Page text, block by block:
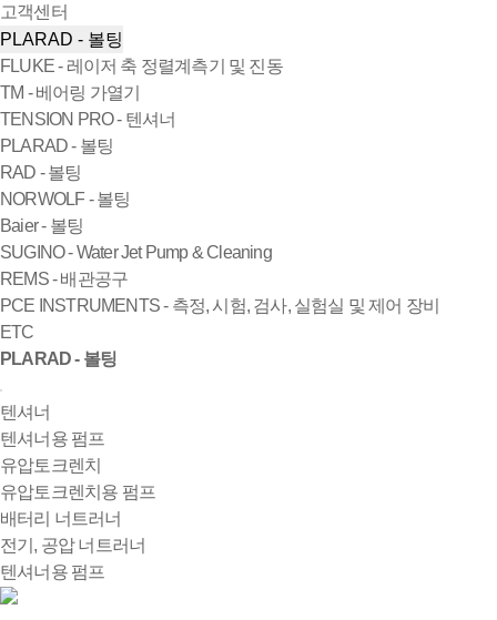
고객센터
PLARAD - 볼팅
FLUKE - 레이저 축 정렬계측기 및 진동
TM - 베어링 가열기
TENSION PRO - 텐셔너
PLARAD - 볼팅
RAD - 볼팅
NORWOLF - 볼팅
Baier - 볼팅
SUGINO - Water Jet Pump & Cleaning
REMS - 배관공구
PCE INSTRUMENTS - 측정, 시험, 검사, 실험실 및 제어 장비
ETC
PLARAD - 볼팅
텐셔너
텐셔너용 펌프
유압토크렌치
유압토크렌치용 펌프
배터리 너트러너
전기, 공압 너트러너
텐셔너용 펌프